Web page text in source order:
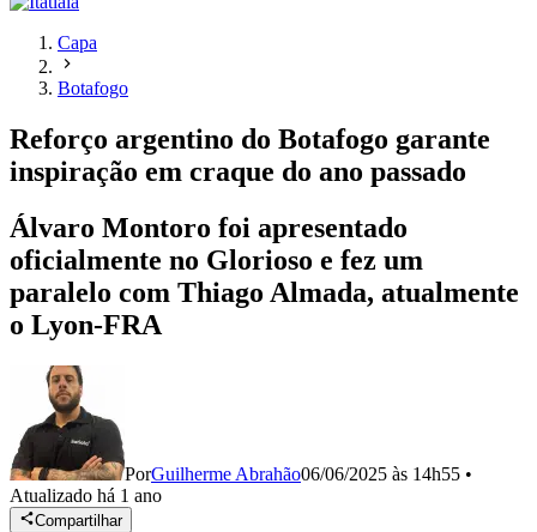
Capa
Botafogo
Reforço argentino do Botafogo garante
inspiração em craque do ano passado
Álvaro Montoro foi apresentado
oficialmente no Glorioso e fez um
paralelo com Thiago Almada, atualmente
o Lyon-FRA
PorGuilherme Abrahão06/06/2025 às 14h55 •
Atualizado há 1 ano
Compartilhar